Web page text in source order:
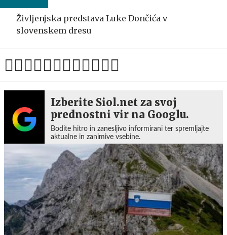
Življenjska predstava Luke Dončića v
slovenskem dresu
Izberite Siol.net za svoj
prednostni vir na Googlu.
Bodite hitro in zanesljivo informirani ter spremljajte
aktualne in zanimive vsebine.